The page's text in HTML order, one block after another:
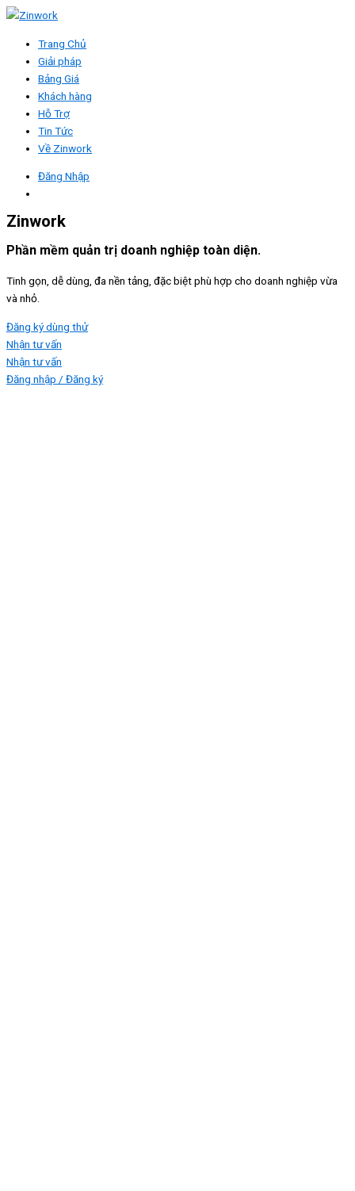
Trang Chủ
Giải pháp
Bảng Giá
Khách hàng
Hỗ Trợ
Tin Tức
Về Zinwork
Đăng Nhập
Zinwork
Phần mềm quản trị doanh nghiệp toàn diện.
Tinh gọn, dễ dùng, đa nền tảng, đặc biệt phù hợp cho doanh nghiệp vừa
và nhỏ.
Đăng ký dùng thử
Nhận tư vấn
Nhận tư vấn
Đăng nhập / Đăng ký